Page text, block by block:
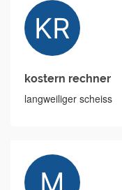
kostern rechner
langweiliger scheiss